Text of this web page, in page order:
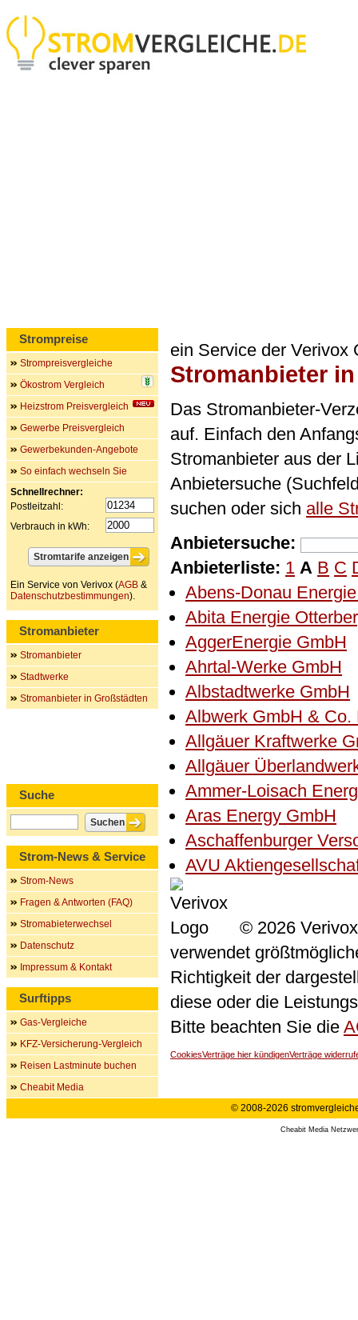
ein Service der Verivox
Stromanbieter
Das Stromanbieter-
auf. Einfach den
Stromanbieter aus der
Anbietersuche
suchen oder sich alle
Anbietersuche:
Anbieterliste: 1 A B C
Abens-Donau
Abita Energie
AggerEnergie GmbH
Ahrtal-Werke GmbH
Albstadtwerke GmbH
Albwerk GmbH & Co.
Allgäuer Kraftwerke
Allgäuer
Ammer-Loisach
Aras Energy GmbH
Aschaffenburger
AVU
© 2026
verwendet
Richtigkeit der
diese oder die
Bitte beachten Sie die
CookiesVerträge hier kündigenVerträge
Strompreise
Strompreisvergleiche
Ökostrom Vergleich
Heizstrom Preisvergleich
Gewerbe Preisvergleich
Gewerbekunden-Angebote
So einfach wechseln Sie
Schnellrechner:
Postleitzahl:
Verbrauch in kWh:
Ein Service von Verivox (AGB &
Datenschutzbestimmungen).
Stromanbieter
Stromanbieter
Stadtwerke
Stromanbieter in Großstädten
Suche
Strom-News & Service
Strom-News
Fragen & Antworten (FAQ)
Stromabieterwechsel
Datenschutz
Impressum & Kontakt
Surftipps
Gas-Vergleiche
KFZ-Versicherung-Vergleich
Reisen Lastminute buchen
Cheabit Media
© 2008-2026
Cheabit Media